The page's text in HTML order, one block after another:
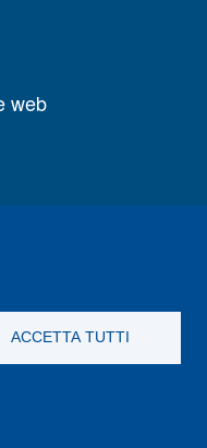
ACCETTA TUTTI
web